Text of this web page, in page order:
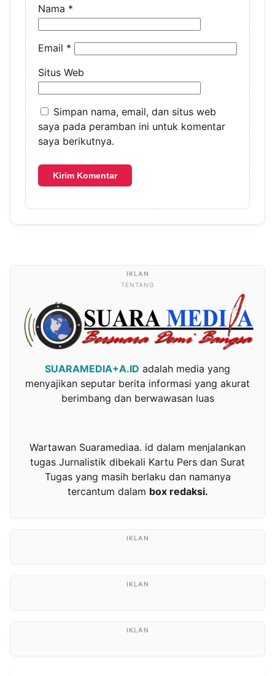
Nama *
Email *
Situs Web
Simpan nama, email, dan situs web
saya pada peramban ini untuk komentar
saya berikutnya.
TENTANG
SUARAMEDIA+A.ID adalah media yang
menyajikan seputar berita informasi yang akurat
berimbang dan berwawasan luas
Wartawan Suaramediaa. id dalam menjalankan
tugas Jurnalistik dibekali Kartu Pers dan Surat
Tugas yang masih berlaku dan namanya
tercantum dalam box redaksi.